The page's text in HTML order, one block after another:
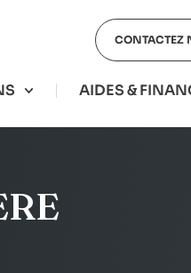
CONTACTEZ
AIDES &